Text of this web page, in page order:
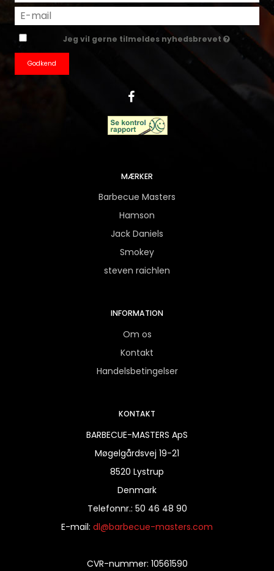
Jeg vil gerne tilmeldes nyhedsbrevet
Godkend
MÆRKER
Barbecue Masters
Hamson
Jack Daniels
Smokey
steven raichlen
INFORMATION
Om os
Kontakt
Handelsbetingelser
KONTAKT
BARBECUE-MASTERS ApS
Møgelgårdsvej 19-21
8520 Lystrup
Denmark
Telefonnr.: 50 46 48 90
E-mail: dl@barbecue-masters.com
CVR-nummer: 10561590